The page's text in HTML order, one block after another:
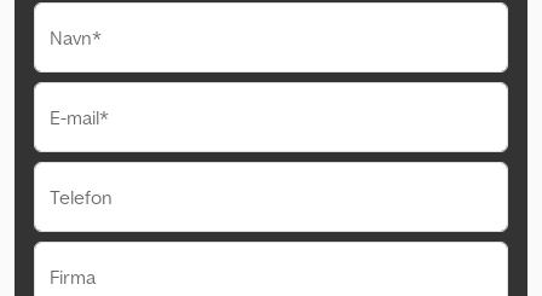
Navn*
E-mail*
Telefon
Firma